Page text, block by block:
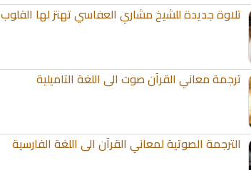
تلاوة جديدة للشيخ مشاري العفاسي تهتز لها القلوب
ترجمة معاني القرآن صوت الى اللغة التاميلية
الترجمة الصوتية لمعاني القرآن الى اللغة الفارسية